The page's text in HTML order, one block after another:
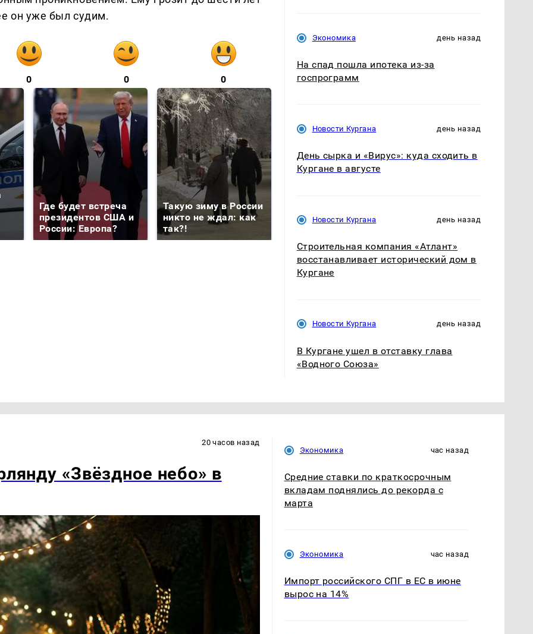
он уже был судим.
0 0 0
Где будет встреча
президентов США и
России: Европа?
Такую зиму в России
никто не ждал: как
так?!
были украдены 18
миллионов рублей
крушение вертолета на
Экономика день назад
На спад пошла ипотека из-за
госпрограмм
Новости Кургана день назад
День сырка и «Вирус»: куда сходить в
Кургане в августе
Новости Кургана день назад
Строительная компания «Атлант»
восстанавливает исторический дом в
Кургане
Новости Кургана день назад
В Кургане ушел в отставку глава
«Водного Союза»
20 часов назад
«Звёздное небо» в
Экономика час назад
Средние ставки по краткосрочным
вкладам поднялись до рекорда с
марта
Экономика час назад
Импорт российского СПГ в ЕС в июне
вырос на 14%